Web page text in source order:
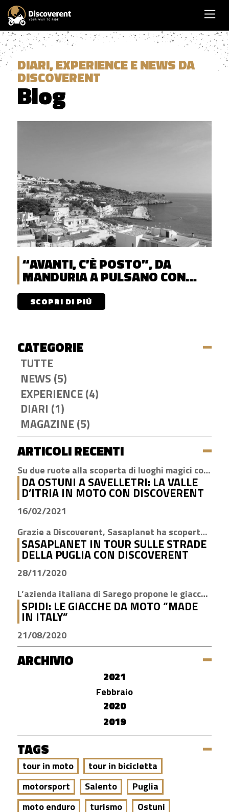
DIARI, EXPERIENCE E NEWS DA
DISCOVERENT
Blog
“AVANTI, C’È POSTO”, DA
MANDURIA A PULSANO CON
DISCOVERENT
SCOPRI DI PIÙ
CATEGORIE
TUTTE
NEWS (5)
EXPERIENCE (4)
DIARI (1)
MAGAZINE (5)
ARTICOLI RECENTI
Su due ruote alla scoperta di luoghi magici come Cisternino, Locorotondo e Alberobello
DA OSTUNI A SAVELLETRI: LA VALLE
D’ITRIA IN MOTO CON DISCOVERENT
16/02/2021
Grazie a Discoverent, Sasaplanet ha scoperto la magia della nostra amata regione
SASAPLANET IN TOUR SULLE STRADE
DELLA PUGLIA CON DISCOVERENT
28/11/2020
L’azienda italiana di Sarego propone le giacche con la tecnologia H2Out, impermeabile, antivento e traspirante
SPIDI: LE GIACCHE DA MOTO “MADE
IN ITALY”
21/08/2020
ARCHIVIO
2021
Febbraio
2020
2019
TAGS
tour in moto
tour in bicicletta
motorsport
Salento
Puglia
moto enduro
turismo
Ostuni